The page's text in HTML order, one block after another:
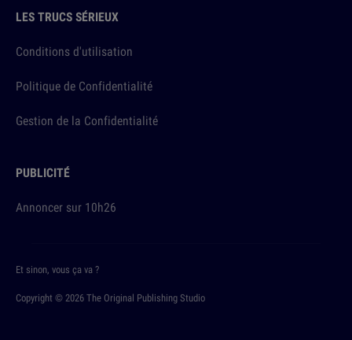
LES TRUCS SÉRIEUX
Conditions d'utilisation
Politique de Confidentialité
Gestion de la Confidentialité
PUBLICITÉ
Annoncer sur 10h26
Copyright © 2026 The Original Publishing Studio
Et sinon, vous ça va ?